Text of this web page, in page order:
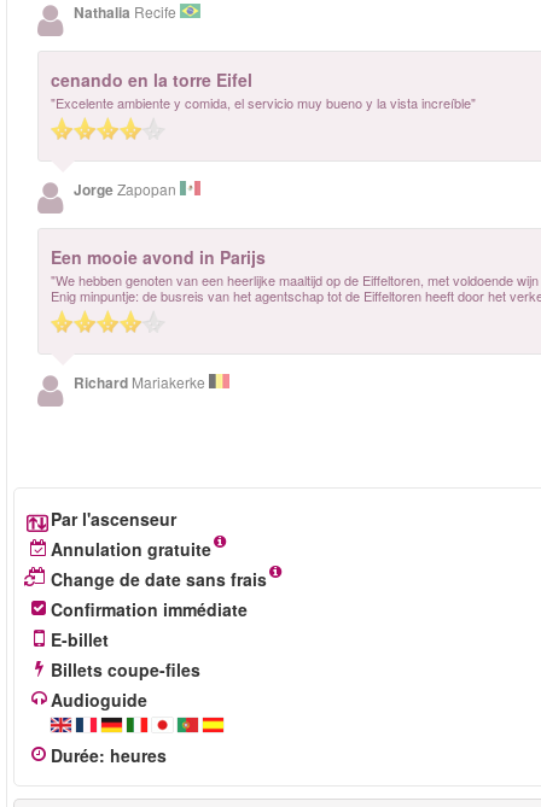
Nathalia Recife
cenando en la torre Eifel
"Excelente ambiente y comida, el servicio muy bueno y la vista increíble"
JorgeZapopan
Een mooie avond in Parijs
"We hebben genoten van een heerlijke maaltijd op de Eiffeltoren, met voldoende
Enig minpuntje: de busreis van het agentschap tot de Eiffeltoren heeft door het
Richard Mariakerke
Par l'ascenseur
Annulation gratuite
Change de date sans frais
Confirmation immédiate
E-billet
Billets coupe-files
Audioguide
Durée: heures